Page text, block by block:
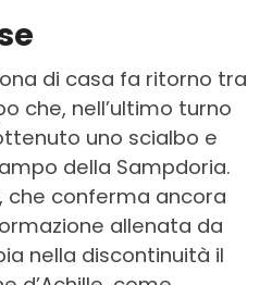
di casa fa ritorno tra
che, nell’ultimo turno
uno scialbo e
della Sampdoria.
che conferma ancora
allenata da
nella discontinuità il